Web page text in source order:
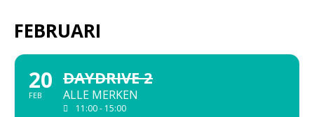
FEBRUARI
20
FEB
DAYDRIVE 2
ALLE MERKEN
11:00 - 15:00